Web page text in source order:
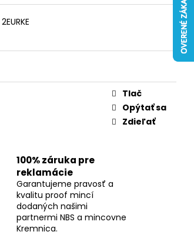
2EURKE
Tlač
Opýtať sa
Zdieľať
100% záruka pre
reklamácie
Garantujeme pravosť a
kvalitu proof mincí
dodaných našimi
partnermi NBS a mincovne
Kremnica.